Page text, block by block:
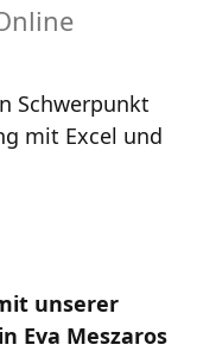
Schwerpunkt
mit Excel und
unserer
Eva Meszaros